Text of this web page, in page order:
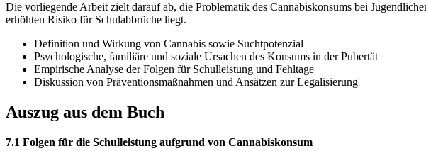
Die vorliegende Arbeit zielt darauf ab, die Problematik des Cannabiskonsums bei
erhöhten Risiko für Schulabbrüche liegt.
Definition und Wirkung von Cannabis sowie Suchtpotenzial
Psychologische, familiäre und soziale Ursachen des Konsums in der Pubertät
Empirische Analyse der Folgen für Schulleistung und Fehltage
Diskussion von Präventionsmaßnahmen und Ansätzen zur Legalisierung
Auszug aus dem Buch
7.1 Folgen für die Schulleistung aufgrund von Cannabiskonsum